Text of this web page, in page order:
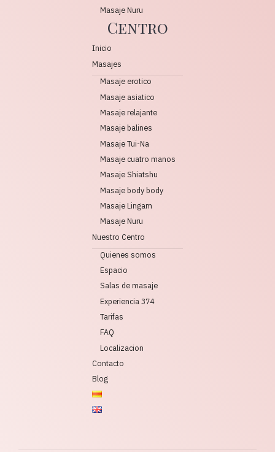
Masaje Nuru
Centro
Inicio
Masajes
Masaje erotico
Masaje asiatico
Masaje relajante
Masaje balines
Masaje Tui-Na
Masaje cuatro manos
Masaje Shiatshu
Masaje body body
Masaje Lingam
Masaje Nuru
Nuestro Centro
Quienes somos
Espacio
Salas de masaje
Experiencia 374
Tarifas
FAQ
Localizacion
Contacto
Blog